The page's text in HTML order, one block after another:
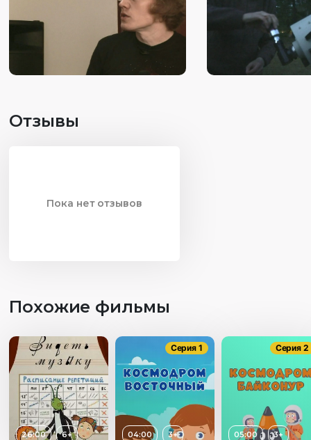
Отзывы
Пока нет отзывов
Похожие фильмы
26:00 6+
Серия 1
04:00 3+
Серия 2
05:00 3+